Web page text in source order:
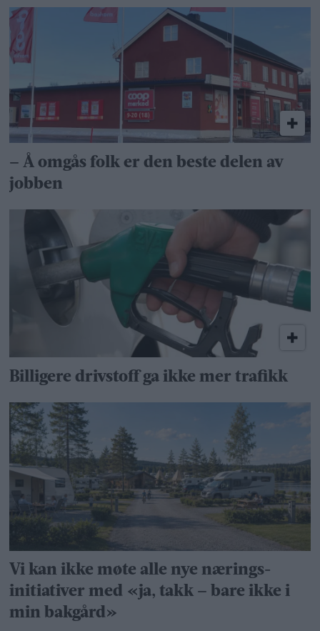
– Å omgås folk er den beste delen av
jobben
Billigere drivstoff ga ikke mer trafikk
Vi kan ikke møte alle nye nærings­
initiativer med «ja, takk – bare ikke i
min bakgård»